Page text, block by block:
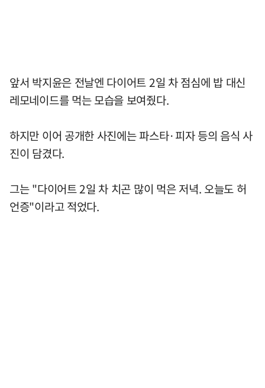
앞서 박지윤은 전날엔 다이어트 2일 차 점심에 밥 대신
레모네이드를 먹는 모습을 보여줬다.
하지만 이어 공개한 사진에는 파스타·피자 등의 음식 사
진이 담겼다.
그는 "다이어트 2일 차 치곤 많이 먹은 저녁. 오늘도 허
언증"이라고 적었다.